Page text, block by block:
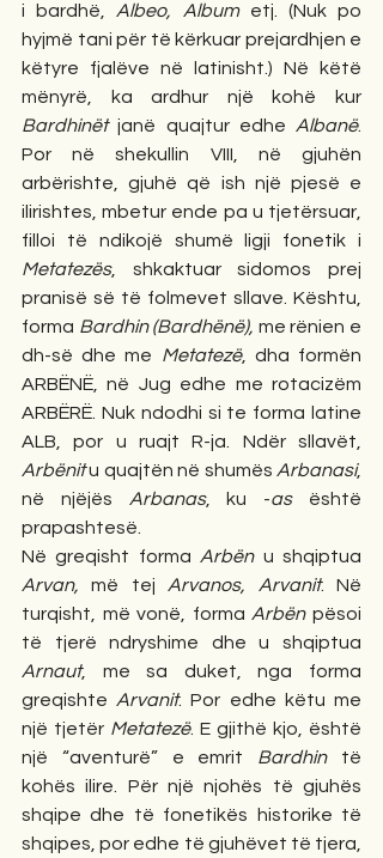
i bardhë, Albeo, Album etj. (Nuk po
hyjmë tani për të kërkuar prejardhjen e
këtyre fjalëve në latinisht.) Në këtë
Bardhinët janë quajtur edhe Albanë.
Por në shekullin VIII, në gjuhën
arbërishte, gjuhë që ish një pjesë e
ilirishtes, mbetur ende pa u tjetërsuar,
Metatezës, shkaktuar sidomos prej
pranisë së të folmevet sllave. Kështu,
forma Bardhin (Bardhënë), me rënien e
dh-së dhe me Metatezë, dha formën
ARBËNË, në Jug edhe me rotacizëm
ARBËRË. Nuk ndodhi si te forma latine
Arbënit u quajtën në shumës Arbanasi,
në njëjës Arbanas, ku -as është
prapashtesë.
Në greqisht forma Arbën u shqiptua
Arvan, më tej Arvanos, Arvanit. Në
turqisht, më vonë, forma Arbën pësoi
Arnaut, me sa duket, nga forma
greqishte Arvanit. Por edhe këtu me
një tjetër Metatezë. E gjithë kjo, është
një “aventurë” e emrit Bardhin të
kohës ilire. Për një njohës të gjuhës
shqipe dhe të fonetikës historike të
shqipes, por edhe të gjuhëvet të tjera,